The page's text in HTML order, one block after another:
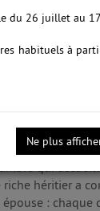
et
....).
parl'École
un lit
dizaine de
qui
riche héritier a
: chaque
du 26 juillet au
habituels à
Ne plus